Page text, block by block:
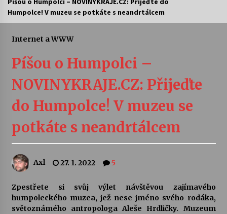
Letní koncerty ve Stromovce: Ars Camerata a
Vernisáž výstavy Josefíny Duškové: Stávám se
30. 7. 2026
Veselí muzikanti
šedesátka: 28. 7.–1. 8. 2026
Letní koncerty ve Stromovce: Kolchoz a
Jenakaši
Humpolce! V muzeu se potkáte s neandrtálcem
Internet a WWW
Píšou o Humpolci –
NOVINYKRAJE.CZ: Přijeďte
do Humpolce! V muzeu se
potkáte s neandrtálcem
Axl 27. 1. 2022 5
Zpestřete si svůj výlet návštěvou zajímavého
humpoleckého muzea, jež nese jméno svého rodáka,
světoznámého antropologa Aleše Hrdličky. Muzeum